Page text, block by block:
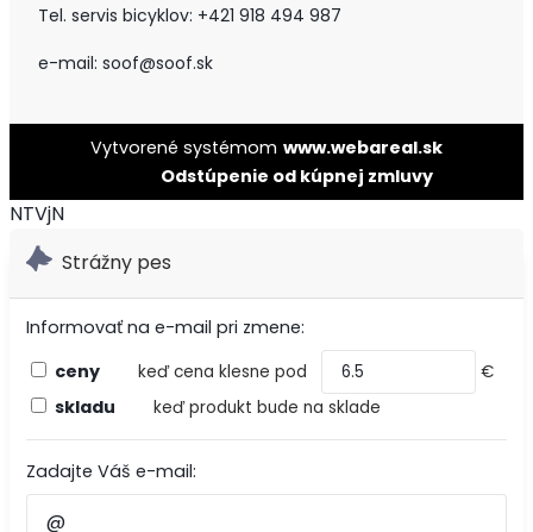
Tel. servis bicyklov: +421 918 494 987
e-mail: soof@soof.sk
Vytvorené systémom www.webareal.sk
Odstúpenie od kúpnej zmluvy
NTVjN
Strážny pes
Informovať na e-mail pri zmene:
ceny
keď cena klesne pod €
skladu keď produkt bude na sklade
Zadajte Váš e-mail: